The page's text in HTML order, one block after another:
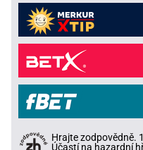
Hrajte zodpovědně.
Účastí na hazardní